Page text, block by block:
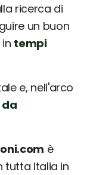
ricerca di
un buon
tempi
e, nell'arco
è
tutta Italia in